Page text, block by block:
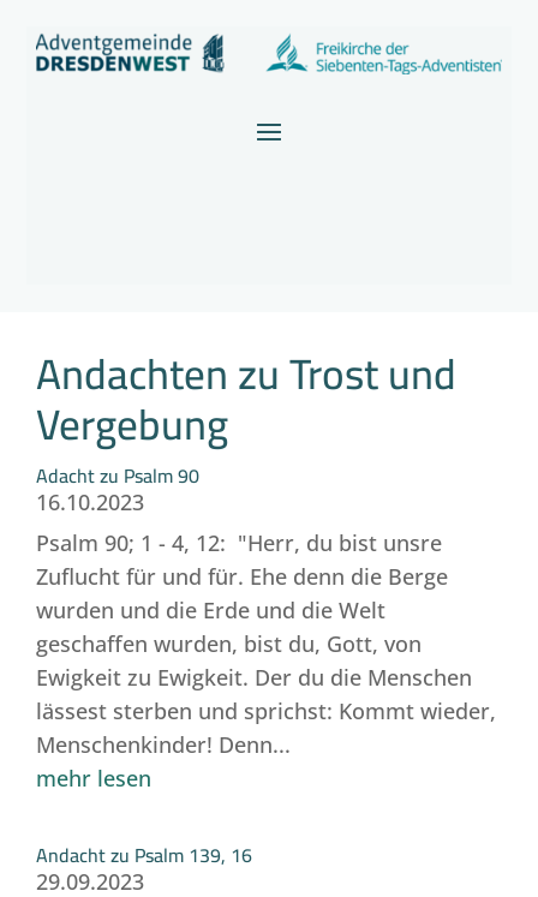
Andachten zu Trost und
Vergebung
Adacht zu Psalm 90
16.10.2023
Psalm 90; 1 - 4, 12: "Herr, du bist unsre
Zuflucht für und für. Ehe denn die Berge
wurden und die Erde und die Welt
geschaffen wurden, bist du, Gott, von
Ewigkeit zu Ewigkeit. Der du die Menschen
lässest sterben und sprichst: Kommt wieder,
Menschenkinder! Denn...
mehr lesen
Andacht zu Psalm 139, 16
29.09.2023